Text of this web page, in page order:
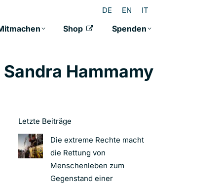
DE EN IT
Shop Spenden
Hammamy
Letzte Beiträge
Die extreme Rechte macht
die Rettung von
Menschenleben zum
Gegenstand einer